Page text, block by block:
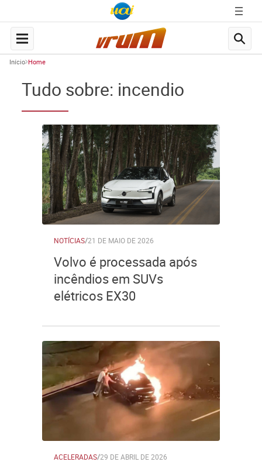
Início Home
Tudo sobre: incendio
NOTÍCIAS/21 DE MAIO DE 2026
Volvo é processada após
incêndios em SUVs
elétricos EX30
ACELERADAS/29 DE ABRIL DE 2026